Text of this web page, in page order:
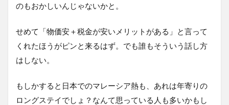
のもおかしいんじゃないかと。
せめて「物価安＋税金が安いメリットがある」と言って
くれたほうがピンと来るはず。でも誰もそういう話し方
はしない。
もしかすると日本でのマレーシア熱も、あれは年寄りの
ロングステイでしょ？なんて思っている人も多いかもし